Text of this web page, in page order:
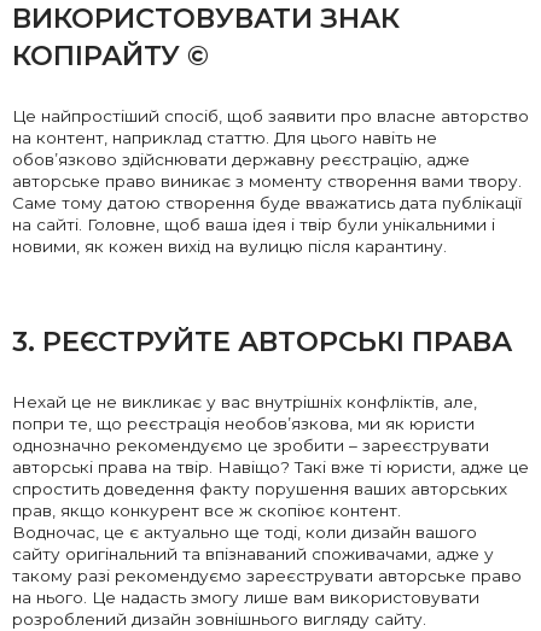
ВИКОРИСТОВУВАТИ ЗНАК
КОПІРАЙТУ ©
Це найпростіший спосіб, щоб заявити про власне авторство
на контент, наприклад статтю. Для цього навіть не
обов’язково здійснювати державну реєстрацію, адже
авторське право виникає з моменту створення вами твору.
Саме тому датою створення буде вважатись дата публікації
на сайті. Головне, щоб ваша ідея і твір були унікальними і
новими, як кожен вихід на вулицю після карантину.
3. РЕЄСТРУЙТЕ АВТОРСЬКІ ПРАВА
Нехай це не викликає у вас внутрішніх конфліктів, але,
попри те, що реєстрація необов’язкова, ми як юристи
однозначно рекомендуємо це зробити – зареєструвати
авторські права на твір. Навіщо? Такі вже ті юристи, адже це
спростить доведення факту порушення ваших авторських
прав, якщо конкурент все ж скопіює контент.
Водночас, це є актуально ще тоді, коли дизайн вашого
сайту оригінальний та впізнаваний споживачами, адже у
такому разі рекомендуємо зареєструвати авторське право
на нього. Це надасть змогу лише вам використовувати
розроблений дизайн зовнішнього вигляду сайту.